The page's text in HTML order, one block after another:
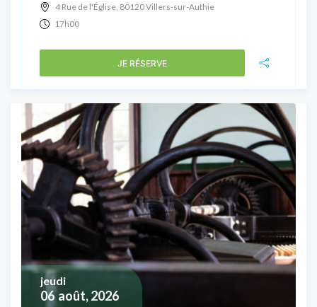
4 Rue de l'Église, 80120 Villers-sur-Authie
17h00
JE RÉSERVE
06 août, 2026
jeudi